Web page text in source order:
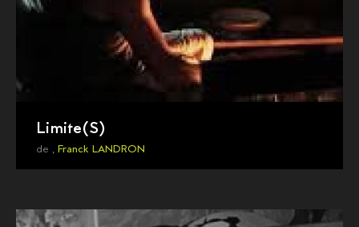
Limite(S)
de , Franck LANDRON